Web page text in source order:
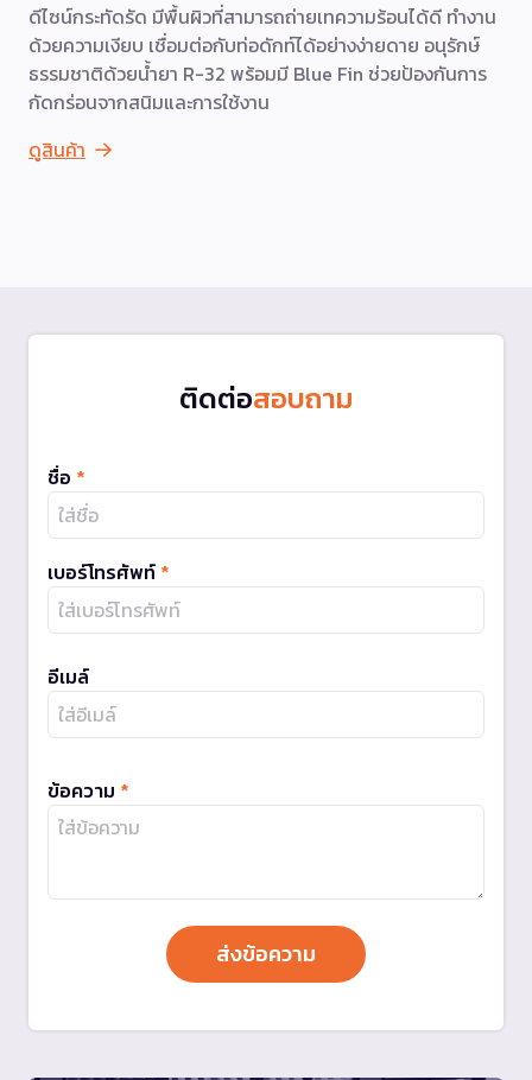
ดีไซน์กระทัดรัด มีพื้นผิวที่สามารถถ่ายเทความร้อนได้ดี ทำงาน
ด้วยความเงียบ เชื่อมต่อกับท่อดักท์ได้อย่างง่ายดาย อนุรักษ์
ธรรมชาติด้วยน้ำยา R-32 พร้อมมี Blue Fin ช่วยป้องกันการ
กัดกร่อนจากสนิมและการใช้งาน
ดูสินค้า
ติดต่อสอบถาม
ชื่อ *
เบอร์โทรศัพท์ *
อีเมล์
ข้อความ *